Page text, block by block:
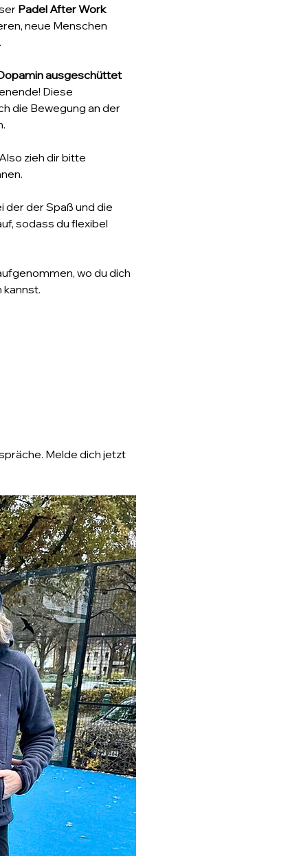
Padel After Work
neue Menschen
ausgeschüttet
Diese
die Bewegung an der
zieh dir bitte
der der Spaß und die
sodass du flexibel
wo du dich
Melde dich jetzt